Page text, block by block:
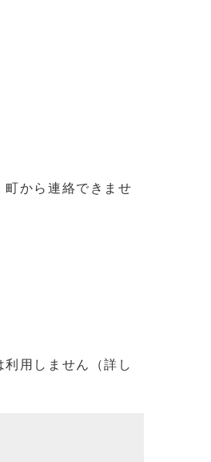
から連絡できませ
用しません（詳し